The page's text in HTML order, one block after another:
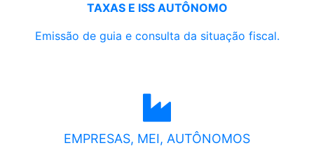
TAXAS E ISS AUTÔNOMO
Emissão de guia e consulta da situação fiscal.
EMPRESAS, MEI, AUTÔNOMOS